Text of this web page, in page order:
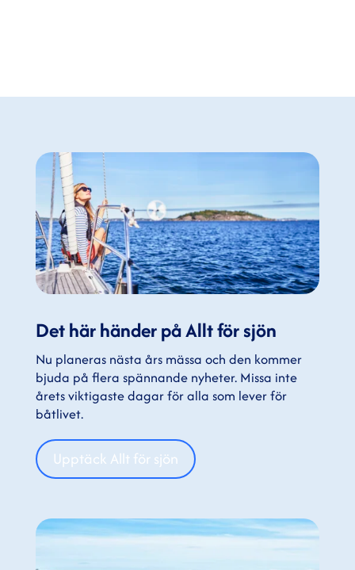
Det här händer på Allt för sjön
Nu planeras nästa års mässa och den kommer
bjuda på flera spännande nyheter. Missa inte
årets viktigaste dagar för alla som lever för
båtlivet.
Upptäck Allt för sjön